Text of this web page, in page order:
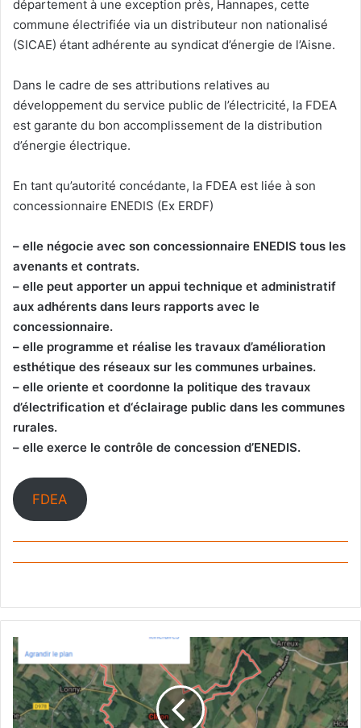
département à une exception près, Hannapes, cette
commune électrifiée via un distributeur non nationalisé
(SICAE) étant adhérente au syndicat d’énergie de l’Aisne.
Dans le cadre de ses attributions relatives au
développement du service public de l’électricité, la FDEA
est garante du bon accomplissement de la distribution
d’énergie électrique.
En tant qu’autorité concédante, la FDEA est liée à son
concessionnaire ENEDIS (Ex ERDF)
– elle négocie avec son concessionnaire ENEDIS tous les
avenants et contrats.
– elle peut apporter un appui technique et administratif
aux adhérents dans leurs rapports avec le
concessionnaire.
– elle programme et réalise les travaux d’amélioration
esthétique des réseaux sur les communes urbaines.
– elle oriente et coordonne la politique des travaux
d’électrification et d‘éclairage public dans les communes
rurales.
– elle exerce le contrôle de concession d’ENEDIS.
FDEA
Géographie